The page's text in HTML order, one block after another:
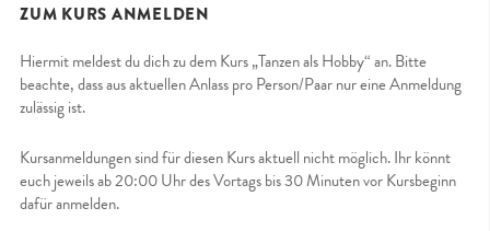
ZUM KURS ANMELDEN
Hiermit meldest du dich zu dem Kurs „Tanzen als Hobby“ an. Bitte
beachte, dass aus aktuellen Anlass pro Person/Paar nur eine Anmeldung
zulässig ist.
Kursanmeldungen sind für diesen Kurs aktuell nicht möglich. Ihr könnt
euch jeweils ab 20:00 Uhr des Vortags bis 30 Minuten vor Kursbeginn
dafür anmelden.